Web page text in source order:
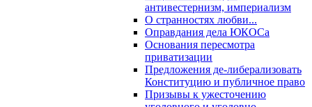
антивестернизм, империализм
О странностях любви...
Оправдания дела ЮКОСа
Основания пересмотра
приватизации
Предложения де-либерализовать
Конституцию и публичное право
Призывы к ужесточению